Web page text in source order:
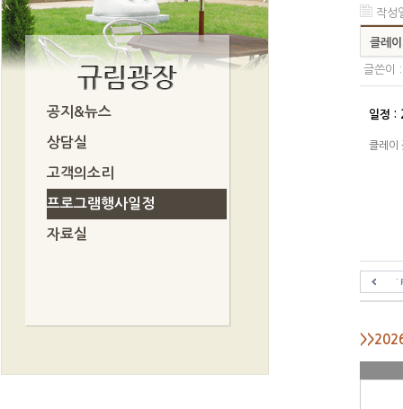
공지&뉴스
상담실
고객의소리
프로그램행사일정
자료실
작
클레
글쓴이
일정
클레이